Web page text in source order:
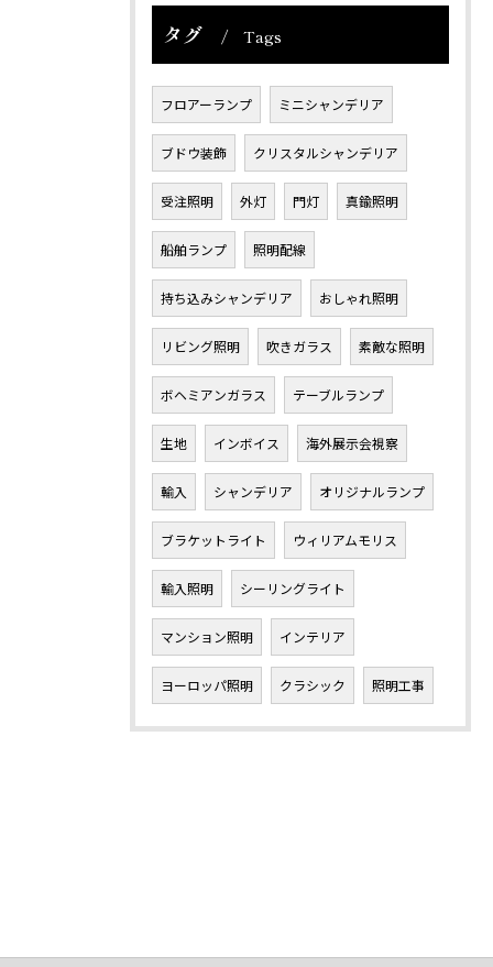
タグ Tags
フロアーランプ ミニシャンデリア
ブドウ装飾 クリスタルシャンデリア
受注照明 外灯 門灯 真鍮照明
船舶ランプ 照明配線
持ち込みシャンデリア おしゃれ照明
リビング照明 吹きガラス 素敵な照明
ボヘミアンガラス テーブルランプ
生地 インボイス 海外展示会視察
輸入 シャンデリア オリジナルランプ
ブラケットライト ウィリアムモリス
輸入照明 シーリングライト
マンション照明 インテリア
ヨーロッパ照明 クラシック 照明工事